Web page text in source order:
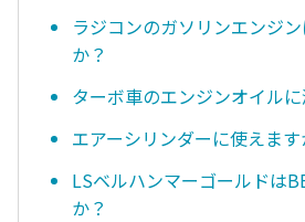
ラジコンのガソリンエンジ
か？
ターボ車のエンジンオイル
エアーシリンダーに使えます
LSベルハンマーゴールドは
か？